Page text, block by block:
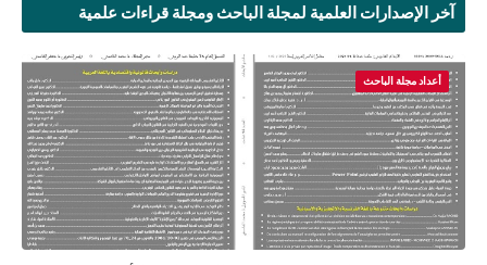
آخر الإصدارات العلمية لمجلة الباحث ومجلة قراءات علمية
أعداد مجلة الباحث